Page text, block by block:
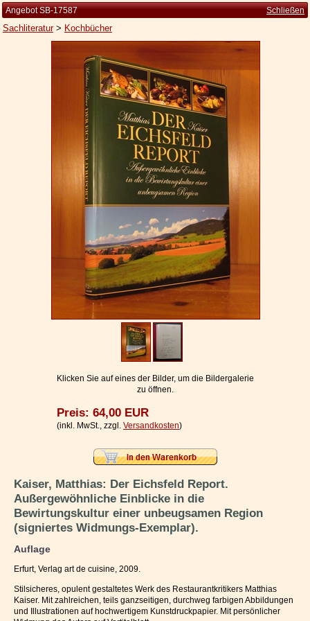
Kleine Kulturgeschichte
Die Brockhaus Auflagen
Die Meyer Auflagen
Zu den Angeboten
Widerrufsbelehrung
Geschäftsbedingungen
Datenschutzerklärung
Ihr Warenkorb
Angebot SB-17587 Schließen
Sachliteratur> Kochbücher
Klicken Sie auf eines der Bilder, um die Bildergalerie
zu öffnen.
Preis: 64,00 EUR
(inkl. MwSt., zzgl. Versandkosten)
Kaiser, Matthias: Der Eichsfeld Report.
Außergewöhnliche Einblicke in die
Bewirtungskultur einer unbeugsamen Region
(signiertes Widmungs-Exemplar).
Auflage
Erfurt, Verlag art de cuisine, 2009.
Stilsicheres, opulent gestaltetes Werk des Restaurantkritikers Matthias
Kaiser. Mit zahlreichen, teils ganzseitigen, durchweg farbigen Abbildungen
und Illustrationen auf hochwertigem Kunstdruckpapier. Mit persönlicher